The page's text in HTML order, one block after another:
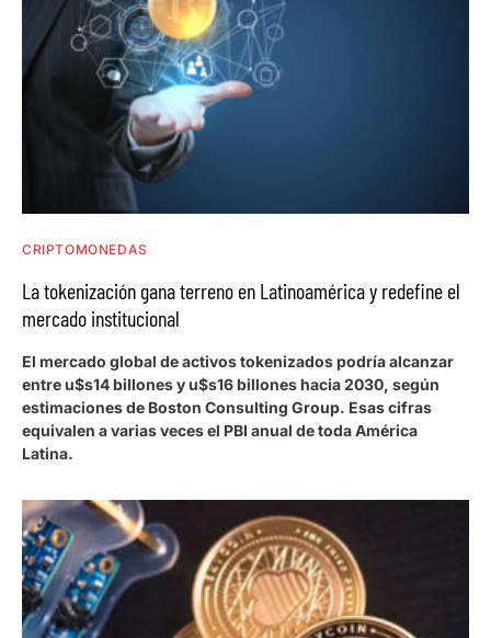
CRIPTOMONEDAS
La tokenización gana terreno en Latinoamérica y redefine el
mercado institucional
El mercado global de activos tokenizados podría alcanzar
entre u$s14 billones y u$s16 billones hacia 2030, según
estimaciones de Boston Consulting Group. Esas cifras
equivalen a varias veces el PBI anual de toda América
Latina.